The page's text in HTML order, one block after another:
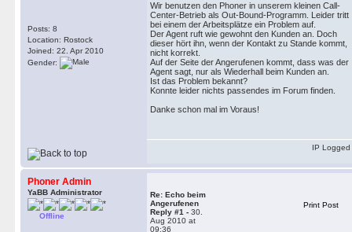
Posts: 8
Location: Rostock
Joined: 22. Apr 2010
Gender:
Wir benutzen den Phoner in unserem kleinen Call-
Center-Betrieb als Out-Bound-Programm. Leider tritt
bei einem der Arbeitsplätze ein Problem auf.
Der Agent ruft wie gewohnt den Kunden an. Doch
dieser hört ihn, wenn der Kontakt zu Stande kommt,
nicht korrekt.
Auf der Seite der Angerufenen kommt, dass was der
Agent sagt, nur als Wiederhall beim Kunden an.
Ist das Problem bekannt?
Konnte leider nichts passendes im Forum finden.
Danke schon mal im Voraus!
IP Logged
Phoner Admin
YaBB Administrator
Offline
Re: Echo beim
Angerufenen
Reply #1 - 30.
Aug 2010 at
09:36
Print Post